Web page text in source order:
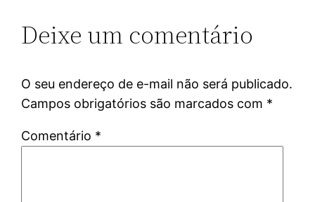
Deixe um comentário
O seu endereço de e-mail não será publicado.
Campos obrigatórios são marcados com *
Comentário *